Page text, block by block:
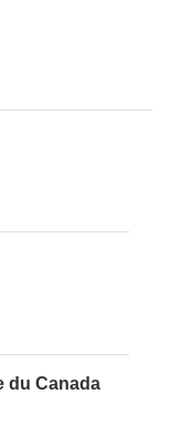
du Canada